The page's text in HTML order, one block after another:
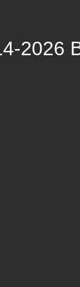
2026